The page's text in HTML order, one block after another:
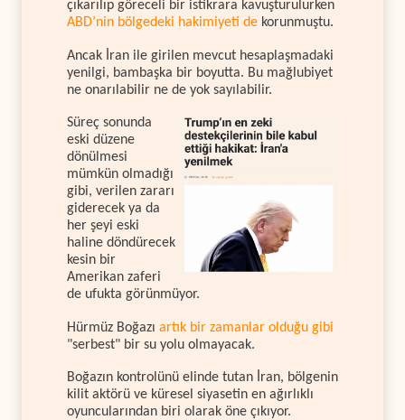
çıkarılıp göreceli bir istikrara kavuşturulurken
ABD’nin bölgedeki hakimiyeti de korunmuştu.
Ancak İran ile girilen mevcut hesaplaşmadaki
yenilgi, bambaşka bir boyutta. Bu mağlubiyet
ne onarılabilir ne de yok sayılabilir.
Süreç sonunda
eski düzene
dönülmesi
mümkün olmadığı
gibi, verilen zararı
giderecek ya da
her şeyi eski
haline döndürecek
kesin bir
Amerikan zaferi
de ufukta görünmüyor.
Hürmüz Boğazı artık bir zamanlar olduğu gibi
"serbest" bir su yolu olmayacak.
Boğazın kontrolünü elinde tutan İran, bölgenin
kilit aktörü ve küresel siyasetin en ağırlıklı
oyuncularından biri olarak öne çıkıyor.